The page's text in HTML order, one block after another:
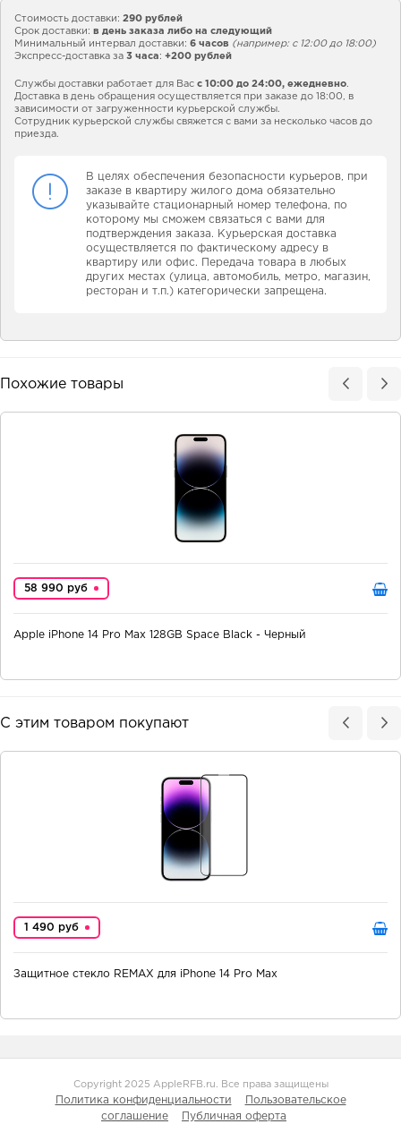
Стоимость доставки: 290 рублей
Срок доставки: в день заказа либо на следующий
Минимальный интервал доставки: 6 часов (например: с 12:00 до 18:00)
Экспресс-доставка за 3 часа : +200 рублей
Службы доставки работает для Вас с 10:00 до 24:00, ежедневно.
Доставка в день обращения осуществляется при заказе до 18:00, в
зависимости от загруженности курьерской службы.
Сотрудник курьерской службы свяжется с вами за несколько часов до
приезда.
В целях обеспечения безопасности курьеров, при
заказе в квартиру жилого дома обязательно
указывайте стационарный номер телефона, по
которому мы сможем связаться с вами для
подтверждения заказа. Курьерская доставка
осуществляется по фактическому адресу в
квартиру или офис. Передача товара в любых
других местах (улица, автомобиль, метро, магазин,
ресторан и т.п.) категорически запрещена.
Похожие товары
58 990 руб
Apple iPhone 14 Pro Max 128GB Space Black - Черный
С этим товаром покупают
1 490 руб
Защитное стекло REMAX для iPhone 14 Pro Max
Copyright 2025 AppleRFB.ru. Все права защищены
Политика конфиденциальности
Пользовательское
соглашение
Публичная оферта